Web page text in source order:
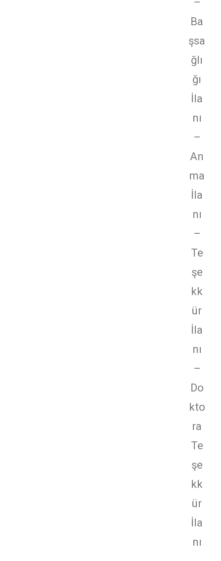
Ba
şsa
ğlı
ğı
İla
nı
–
An
ma
İla
nı
–
Te
şe
kk
ür
İla
nı
–
Do
kto
ra
Te
şe
kk
ür
İla
nı